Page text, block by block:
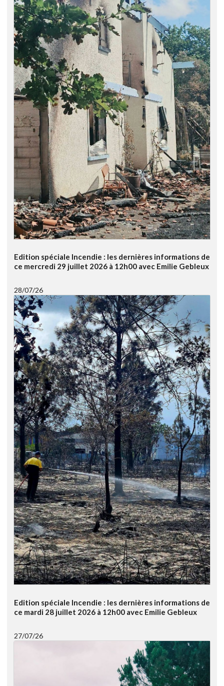
Edition spéciale Incendie : les dernières informations de
ce mercredi 29 juillet 2026 à 12h00 avec Emilie Gebleux
28/07/26
Edition spéciale Incendie : les dernières informations de
ce mardi 28 juillet 2026 à 12h00 avec Emilie Gebleux
27/07/26